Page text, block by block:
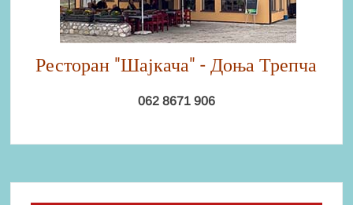
Ресторан "Шајкача" - Доња Трепча
062 8671 906